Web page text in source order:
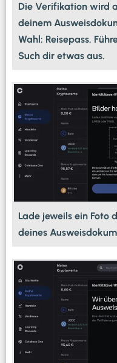
Die Verifikation wird
deinem
Wahl: Reisepass.
Such dir etwas aus.
Lade jeweils ein Foto
deines